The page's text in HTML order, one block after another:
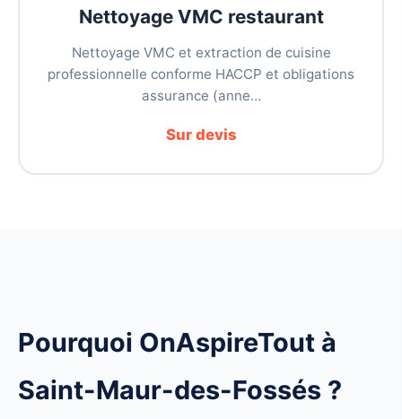
Nettoyage VMC restaurant
Nettoyage VMC et extraction de cuisine
professionnelle conforme HACCP et obligations
assurance (anne…
Sur devis
Pourquoi OnAspireTout à
Saint-Maur-des-Fossés ?